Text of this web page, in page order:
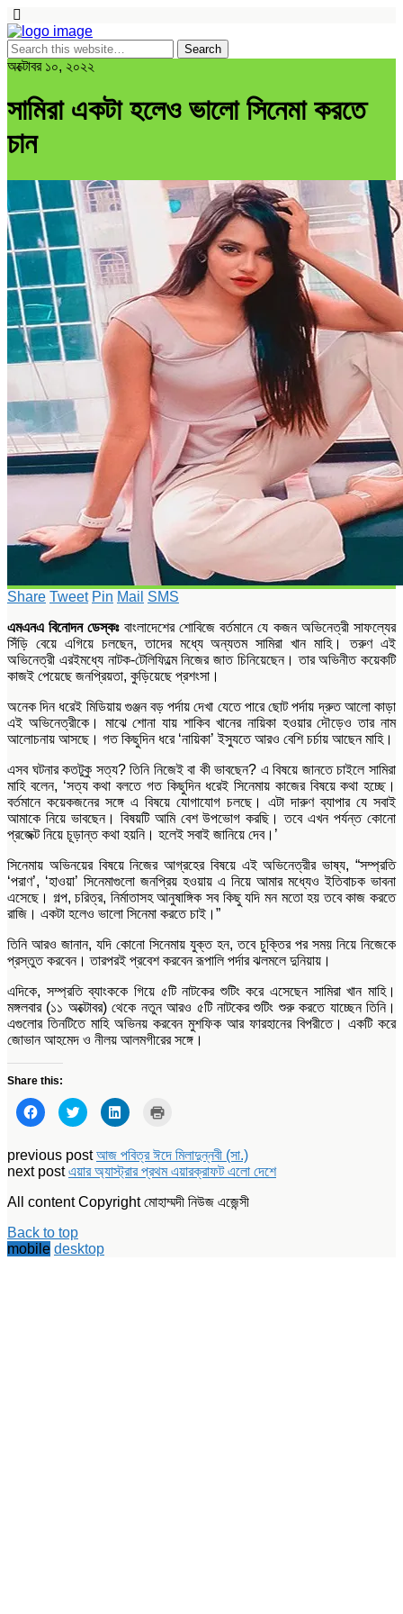
অক্টোবর ১০, ২০২২
সামিরা একটা হলেও ভালো সিনেমা করতে
চান
Share Tweet Pin Mail SMS
এমএনএ বিনোদন ডেস্কঃবাংলাদেশের শোবিজে বর্তমানে যে কজন অভিনেত্রী সাফল্যের
সিঁড়ি বেয়ে এগিয়ে চলছেন, তাদের মধ্যে অন্যতম সামিরা খান মাহি। তরুণ এই
অভিনেত্রী এরইমধ্যে নাটক-টেলিফিল্মে নিজের জাত চিনিয়েছেন। তার অভিনীত কয়েকটি
কাজই পেয়েছে জনপ্রিয়তা, কুড়িয়েছে প্রশংসা।
অনেক দিন ধরেই মিডিয়ায় গুঞ্জন বড় পর্দায় দেখা যেতে পারে ছোট পর্দায় দ্রুত আলো কাড়া
এই অভিনেত্রীকে। মাঝে শোনা যায় শাকিব খানের নায়িকা হওয়ার দৌড়েও তার নাম
আলোচনায় আসছে। গত কিছুদিন ধরে ‘নায়িকা’ ইস্যুতে আরও বেশি চর্চায় আছেন মাহি।
এসব ঘটনার কতটুকু সত্য? তিনি নিজেই বা কী ভাবছেন? এ বিষয়ে জানতে চাইলে সামিরা
মাহি বলেন, ‘সত্য কথা বলতে গত কিছুদিন ধরেই সিনেমায় কাজের বিষয়ে কথা হচ্ছে।
বর্তমানে কয়েকজনের সঙ্গে এ বিষয়ে যোগাযোগ চলছে। এটা দারুণ ব্যাপার যে সবাই
আমাকে নিয়ে ভাবছেন। বিষয়টি আমি বেশ উপভোগ করছি। তবে এখন পর্যন্ত কোনো
প্রজেক্ট নিয়ে চূড়ান্ত কথা হয়নি। হলেই সবাই জানিয়ে দেব।’
সিনেমায় অভিনয়ের বিষয়ে নিজের আগ্রহের বিষয়ে এই অভিনেত্রীর ভাষ্য, “সম্প্রতি
‘পরাণ’, ‘হাওয়া’ সিনেমাগুলো জনপ্রিয় হওয়ায় এ নিয়ে আমার মধ্যেও ইতিবাচক ভাবনা
এসেছে। গল্প, চরিত্র, নির্মাতাসহ আনুষাঙ্গিক সব কিছু যদি মন মতো হয় তবে কাজ করতে
রাজি। একটা হলেও ভালো সিনেমা করতে চাই।”
তিনি আরও জানান, যদি কোনো সিনেমায় যুক্ত হন, তবে চুক্তির পর সময় নিয়ে নিজেকে
প্রস্তুত করবেন। তারপরই প্রবেশ করবেন রূপালি পর্দার ঝলমলে দুনিয়ায়।
এদিকে, সম্প্রতি ব্যাংককে গিয়ে ৫টি নাটকের শুটিং করে এসেছেন সামিরা খান মাহি।
মঙ্গলবার (১১ অক্টোবর) থেকে নতুন আরও ৫টি নাটকের শুটিং শুরু করতে যাচ্ছেন তিনি।
এগুলোর তিনটিতে মাহি অভিনয় করবেন মুশফিক আর ফারহানের বিপরীতে। একটি করে
জোভান আহমেদ ও নীলয় আলমগীরের সঙ্গে।
Share this:
Click
to
share
Facebook
(Opens
in
window)
Click
to
share
Twitter
(Opens
in
window)
Click
to
LinkedIn
(Opens
in
window)
in
new
window)
previous postআজ পবিত্র ঈদে মিলাদুন্নবী (সা.)
next postএয়ার অ্যাস্ট্রার প্রথম এয়ারক্রাফট এলো দেশে
All content Copyright মোহাম্মদী নিউজ এজেন্সী
Back to top
mobile desktop